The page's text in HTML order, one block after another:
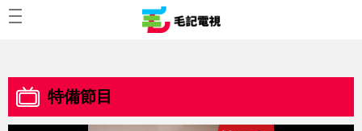
特備節目